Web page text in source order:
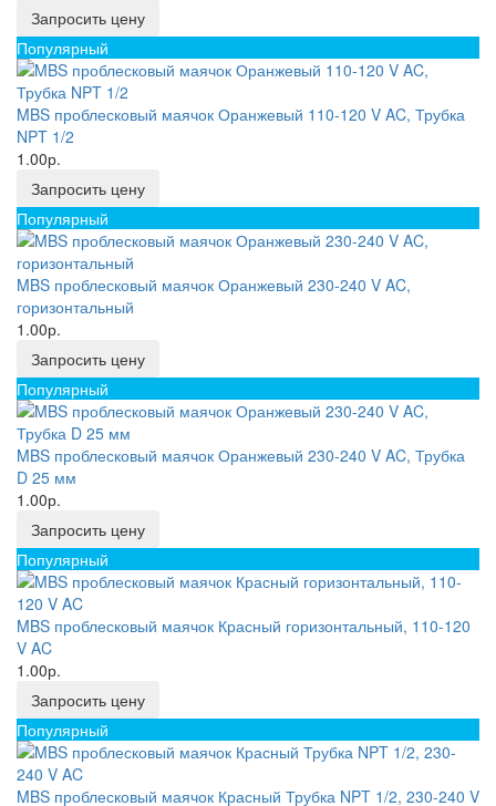
Запросить цену
Популярный
MBS проблесковый маячок Оранжевый 110-120 V AC, Трубка
NPT 1/2
1.00р.
Запросить цену
Популярный
MBS проблесковый маячок Оранжевый 230-240 V AC,
горизонтальный
1.00р.
Запросить цену
Популярный
MBS проблесковый маячок Оранжевый 230-240 V AC, Трубка
D 25 мм
1.00р.
Запросить цену
Популярный
MBS проблесковый маячок Красный горизонтальный, 110-120
V AC
1.00р.
Запросить цену
Популярный
MBS проблесковый маячок Красный Трубка NPT 1/2, 230-240 V